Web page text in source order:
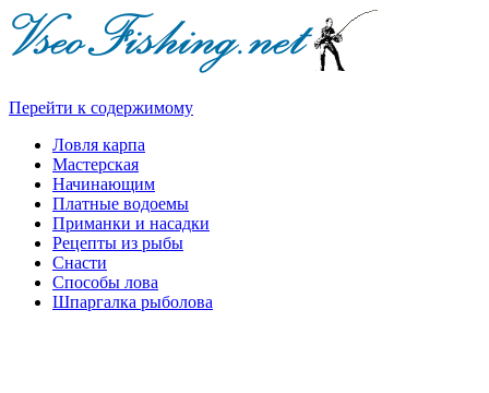
Перейти к содержимому
Ловля карпа
Мастерская
Начинающим
Платные водоемы
Приманки и насадки
Рецепты из рыбы
Снасти
Способы лова
Шпаргалка рыболова